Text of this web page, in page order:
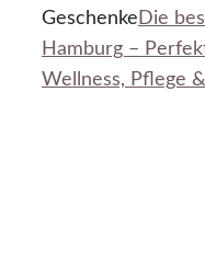
Geschenke Die
Hamburg –
Wellness, Pflege